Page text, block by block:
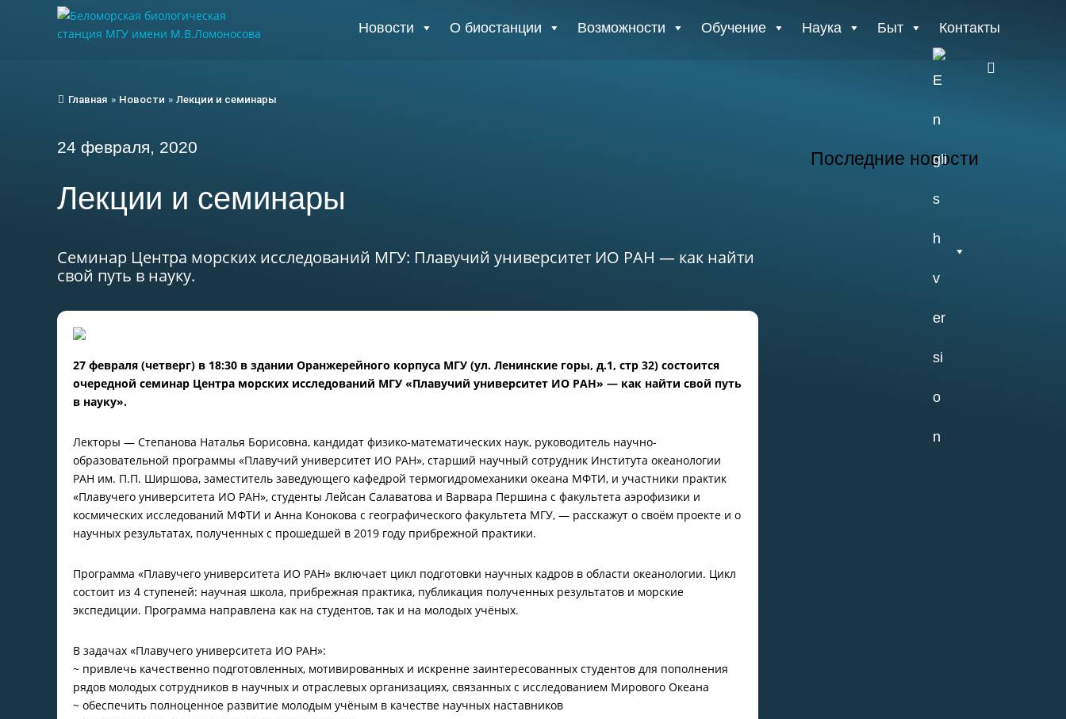
Новости О биостанции Возможности Обучение Наука Быт Контакты
Главная » Новости » Лекции и семинары
24 февраля, 2020
Лекции и семинары
Семинар Центра морских исследований МГУ: Плавучий университет ИО РАН — как найти
свой путь в науку.
27 февраля (четверг) в 18:30 в здании Оранжерейного корпуса МГУ (ул. Ленинские горы, д.1, стр 32) состоится
очередной семинар Центра морских исследований МГУ «Плавучий университет ИО РАН» — как найти свой путь
в науку».
Лекторы — Степанова Наталья Борисовна, кандидат физико-математических наук, руководитель научно-
образовательной программы «Плавучий университет ИО РАН», старший научный сотрудник Института океанологии
РАН им. П.П. Ширшова, заместитель заведующего кафедрой термогидромеханики океана МФТИ, и участники практик
«Плавучего университета ИО РАН», студенты Лейсан Салаватова и Варвара Першина с факультета аэрофизики и
космических исследований МФТИ и Анна Конокова с географического факультета МГУ, — расскажут о своём проекте и о
научных результатах, полученных с прошедшей в 2019 году прибрежной практики.
Программа «Плавучего университета ИО РАН» включает цикл подготовки научных кадров в области океанологии. Цикл
состоит из 4 ступеней: научная школа, прибрежная практика, публикация полученных результатов и морские
экспедиции. Программа направлена как на студентов, так и на молодых учёных.
В задачах «Плавучего университета ИО РАН»:
~ привлечь качественно подготовленных, мотивированных и искренне заинтересованных студентов для пополнения
рядов молодых сотрудников в научных и отраслевых организациях, связанных с исследованием Мирового Океана
~ обеспечить полноценное развитие молодым учёным в качестве научных наставников
Последние новости
Отчет о практике
и альгологии 2026